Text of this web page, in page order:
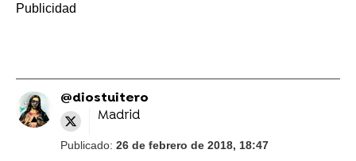
@diostuitero
Madrid
Publicado: 26 de febrero de 2018, 18:47